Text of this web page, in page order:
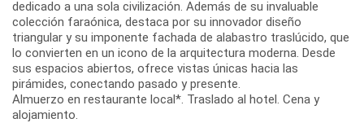
dedicado a una sola civilización. Además de su invaluable
colección faraónica, destaca por su innovador diseño
triangular y su imponente fachada de alabastro traslúcido, que
lo convierten en un icono de la arquitectura moderna. Desde
sus espacios abiertos, ofrece vistas únicas hacia las
pirámides, conectando pasado y presente.
Almuerzo en restaurante local*. Traslado al hotel. Cena y
alojamiento.